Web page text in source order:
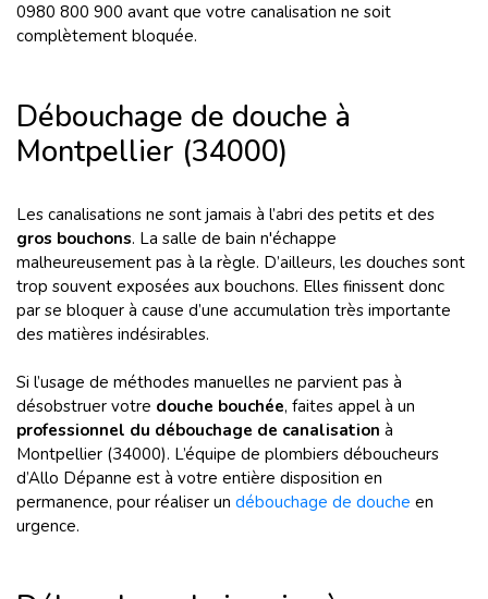
0980 800 900 avant que votre canalisation ne soit
complètement bloquée.
Débouchage de douche à
Montpellier (34000)
Les canalisations ne sont jamais à l’abri des petits et des
gros bouchons. La salle de bain n'échappe
malheureusement pas à la règle. D’ailleurs, les douches sont
trop souvent exposées aux bouchons. Elles finissent donc
par se bloquer à cause d’une accumulation très importante
des matières indésirables.
Si l’usage de méthodes manuelles ne parvient pas à
désobstruer votre douche bouchée, faites appel à un
professionnel du débouchage de canalisation à
Montpellier (34000). L’équipe de plombiers déboucheurs
d’Allo Dépanne est à votre entière disposition en
permanence, pour réaliser un débouchage de douche en
urgence.